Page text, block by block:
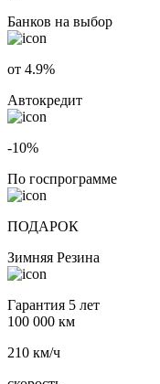
Банков на выбор
от 4.9%
Автокредит
-10%
По госпрограмме
ПОДАРОК
Зимняя Резина
Гарантия 5 лет
100 000 км
210 км/ч